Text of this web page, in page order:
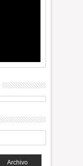
Archivo